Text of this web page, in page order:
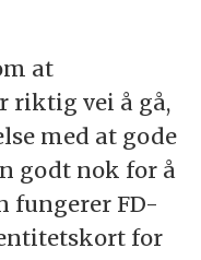
at
riktig vei å gå,
med at gode
godt nok for å
fungerer FD-
for